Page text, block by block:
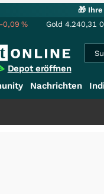
🎁
-0,09% Gold 4.240,31
Depot eröffnen
Nachrichten